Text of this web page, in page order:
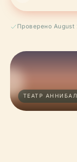
Проверено August
ТЕАТР